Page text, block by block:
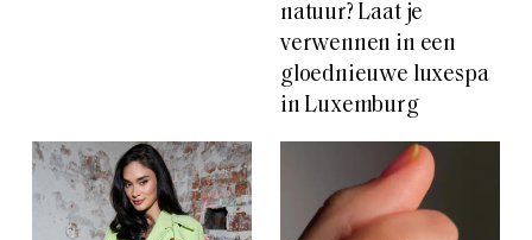
natuur? Laat je
verwennen in een
gloednieuwe luxespa
in Luxemburg